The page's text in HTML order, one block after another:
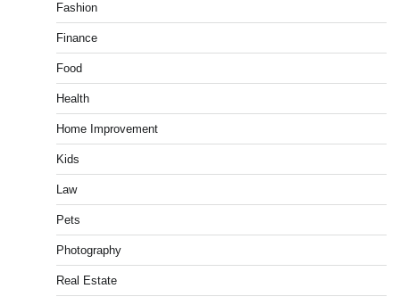
Fashion
Finance
Food
Health
Home Improvement
Kids
Law
Pets
Photography
Real Estate